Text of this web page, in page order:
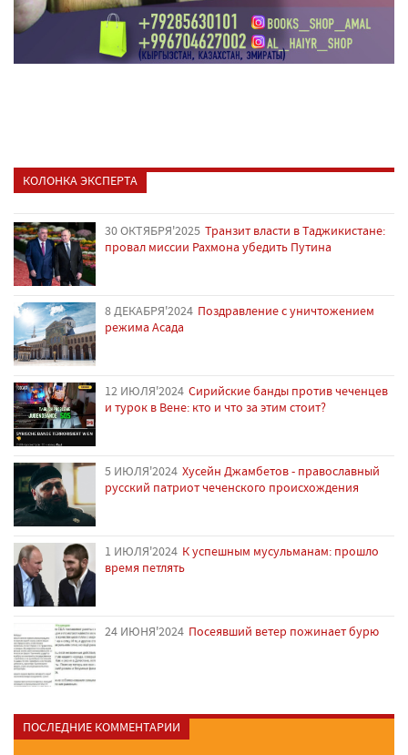
КОЛОНКА ЭКСПЕРТА
30 ОКТЯБРЯ'2025 Транзит власти в Таджикистане:
провал миссии Рахмона убедить Путина
8 ДЕКАБРЯ'2024 Поздравление с уничтожением
режима Асада
12 ИЮЛЯ'2024 Сирийские банды против чеченцев
и турок в Вене: кто и что за этим стоит?
5 ИЮЛЯ'2024 Хусейн Джамбетов - православный
русский патриот чеченского происхождения
1 ИЮЛЯ'2024 К успешным мусульманам: прошло
время петлять
24 ИЮНЯ'2024 Посеявший ветер пожинает бурю
ПОСЛЕДНИЕ КОММЕНТАРИИ